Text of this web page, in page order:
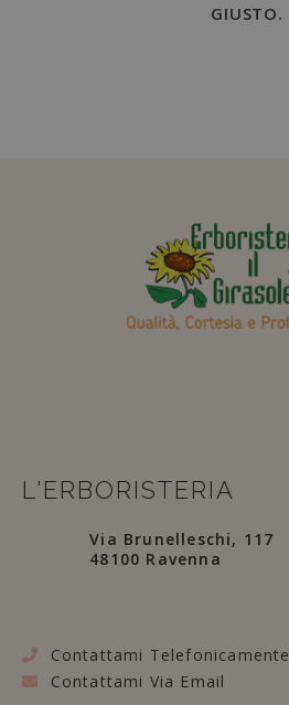
GIUSTO.
L'ERBORISTERIA
Via Brunelleschi, 117
48100 Ravenna
Contattami Telefonicamente
Contattami Via Email